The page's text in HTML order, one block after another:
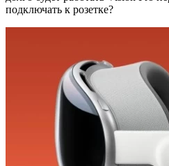
подключать к розетке?